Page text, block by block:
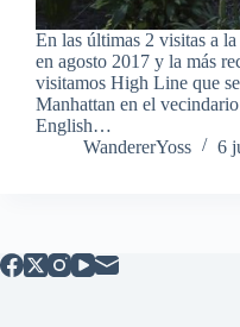
En las últimas 2 visitas a
en agosto 2017 y la más
visitamos High Line que
Manhattan en el
English…
WandererYoss
6